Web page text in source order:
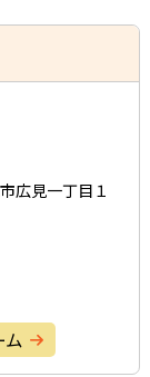
広見一丁目１
ム